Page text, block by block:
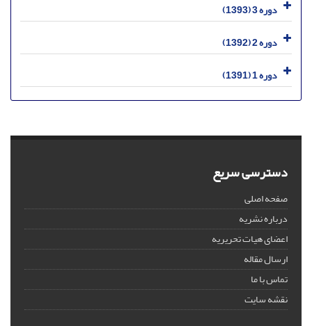
دوره 3 (1393)
دوره 2 (1392)
دوره 1 (1391)
دسترسی سریع
صفحه اصلی
درباره نشریه
اعضای هیات تحریریه
ارسال مقاله
تماس با ما
نقشه سایت